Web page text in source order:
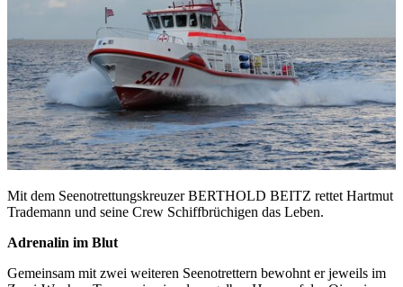
Mit dem Seenotrettungskreuzer BERTHOLD BEITZ rettet Hartmut
Trademann und seine Crew Schiffbrüchigen das Leben.
Adrenalin im Blut
Gemeinsam mit zwei weiteren Seenotrettern bewohnt er jeweils im